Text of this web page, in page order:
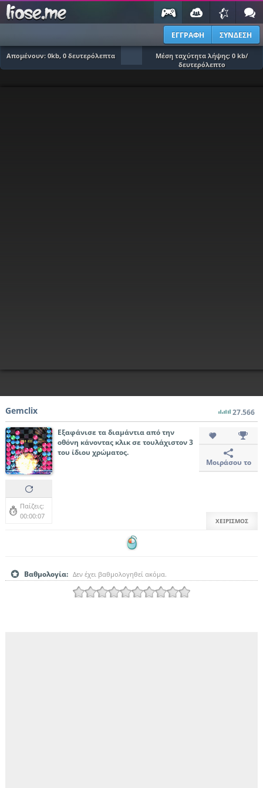
ΕΓΓΡΑΦΗ ΣΥΝΔΕΣΗ
Απομένουν:0kb,0δευτερόλεπτα Μέση ταχύτητα λήψης:0kb/
δευτερόλεπτο
Gemclix 27.566
Παίζεις:
00:00:08
Μοιράσου το
Εξαφάνισε τα διαμάντια από την
οθόνη κάνοντας κλικ σε τουλάχιστον 3
του ίδιου χρώματος.
ΧΕΙΡΙΣΜΟΣ
Βαθμολογία: Δεν έχει βαθμολογηθεί ακόμα.